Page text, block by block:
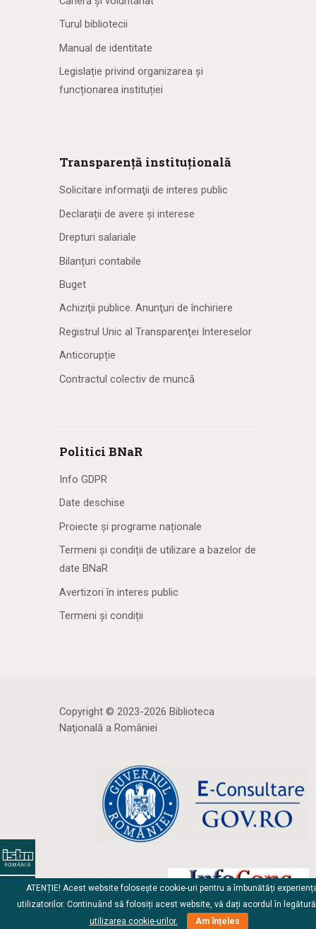
Turul bibliotecii
Manual de identitate
Legislație privind organizarea și
funcționarea instituției
Transparență instituțională
Solicitare informaţii de interes public
Declarații de avere și interese
Drepturi salariale
Bilanțuri contabile
Buget
Achiziţii publice. Anunţuri de închiriere
Registrul Unic al Transparenţei Intereselor
Anticorupție
Contractul colectiv de muncă
Politici BNaR
Info GDPR
Date deschise
Proiecte și programe naționale
Termeni și condiții de utilizare a bazelor de
date BNaR
Avertizori în interes public
Termeni și condiții
Copyright © 2023-2026 Biblioteca
Naţională a României
ATENȚIE! Acest website folosește cookie-uri pentru a îmbunătăți
utilizatorilor. Continuând să folosiți acest website, vă dați acordul în
utilizarea cookie-urilor.
Am înțeles